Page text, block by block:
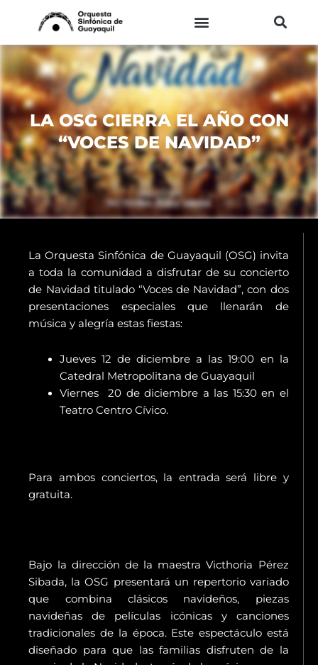
contenido
LA OSG CIERRA EL AÑO CON
“VOCES DE NAVIDAD”
La Orquesta Sinfónica de Guayaquil (OSG) invita
a toda la comunidad a disfrutar de su concierto
de Navidad titulado “Voces de Navidad”, con dos
presentaciones especiales que llenarán de
música y alegría estas fiestas:
Jueves 12 de diciembre a las 19:00 en la
Catedral Metropolitana de Guayaquil
Viernes 20 de diciembre a las 15:30 en el
Teatro Centro Cívico.
Para ambos conciertos, la entrada será libre y
gratuita.
Bajo la dirección de la maestra Victhoria Pérez
Sibada, la OSG presentará un repertorio variado
que combina clásicos navideños, piezas
navideñas de películas icónicas y canciones
tradicionales de la época. Este espectáculo está
diseñado para que las familias disfruten de la